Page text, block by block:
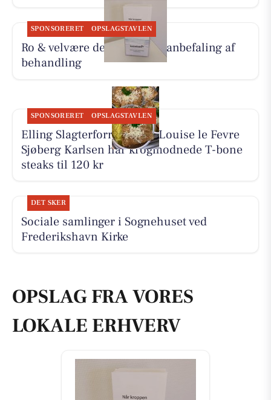
SPONSORERET OPSLAGSTAVLEN
Ro & velvære deler Hennys anbefaling af
behandling
SPONSORERET OPSLAGSTAVLEN
Elling Slagterforretning v/Louise le Fevre
Sjøberg Karlsen har krogmodnede T-bone
steaks til 120 kr
DET SKER
Sociale samlinger i Sognehuset ved
Frederikshavn Kirke
OPSLAG FRA VORES
LOKALE ERHVERV